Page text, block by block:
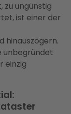
zu ungünstig
ist einer der
hinauszögern.
unbegründet
einzig